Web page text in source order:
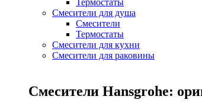
Термостаты
Смесители для душа
Смесители
Термостаты
Смесители для кухни
Смесители для раковины
Смесители Hansgrohe: